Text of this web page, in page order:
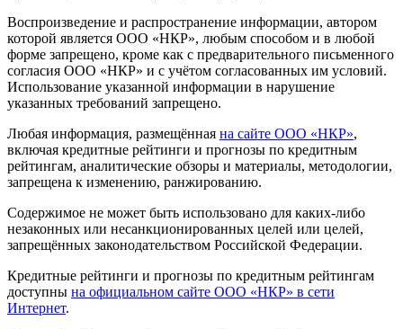
Воспроизведение и распространение информации, автором
которой является ООО «НКР», любым способом и в любой
форме запрещено, кроме как с предварительного письменного
согласия ООО «НКР» и с учётом согласованных им условий.
Использование указанной информации в нарушение
указанных требований запрещено.
Любая информация, размещённая на сайте ООО «НКР»,
включая кредитные рейтинги и прогнозы по кредитным
рейтингам, аналитические обзоры и материалы, методологии,
запрещена к изменению, ранжированию.
Содержимое не может быть использовано для каких-либо
незаконных или несанкционированных целей или целей,
запрещённых законодательством Российской Федерации.
Кредитные рейтинги и прогнозы по кредитным рейтингам
доступны на официальном сайте ООО «НКР» в сети
Интернет.